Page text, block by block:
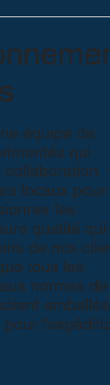
équipe de
qui
locaux pour
les
qualité qui
de nos
tous les
normes de